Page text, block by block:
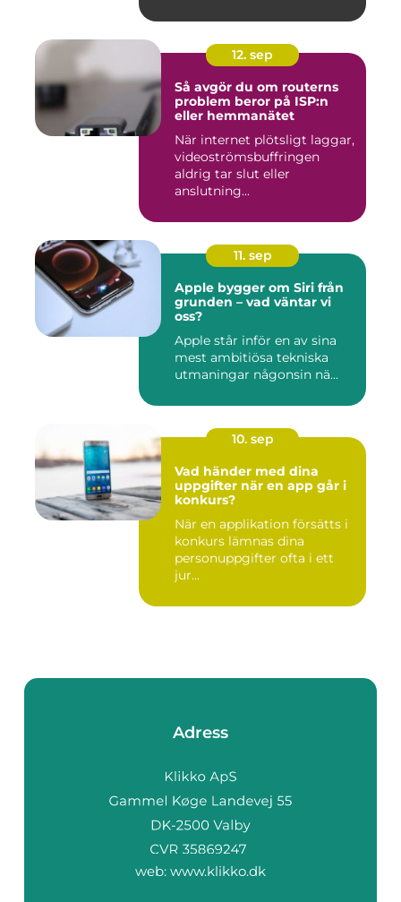
12. sep
Så avgör du om routerns
problem beror på ISP:n
eller hemmanätet
När internet plötsligt laggar,
videoströmsbuffringen
aldrig tar slut eller
anslutning...
11. sep
Apple bygger om Siri från
grunden – vad väntar vi
oss?
Apple står inför en av sina
mest ambitiösa tekniska
utmaningar någonsin nä...
10. sep
Vad händer med dina
uppgifter när en app går i
konkurs?
När en applikation försätts i
konkurs lämnas dina
personuppgifter ofta i ett
jur...
Adress
web: www.klikko.dk